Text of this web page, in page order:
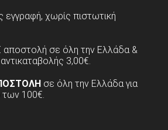
εγγραφή, χωρίς πιστωτική
σε όλη την Ελλάδα &
3,00€.
σε όλη την Ελλάδα για
100€.